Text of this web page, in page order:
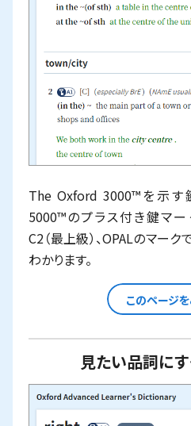
The Oxford 3000™を示
5000™のプラス付き鍵マー
C2（最上級）、OPALのマー
わかります。
このページ
見たい品詞に